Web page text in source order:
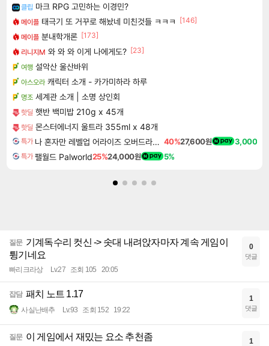
클립 마크 RPG 고민하는 이경민?
메이플 태극기 또 거꾸로 해놨네 미친것들 ㅋㅋㅋ [146]
메이플 분내학개론 [173]
리니지M 와 와 와 이게 나에게도? [23]
여행 설악산 울산바위
아스오라 캐릭터 소개 - 카가미하라 하루
명조 세계관 소개 | 소명 상인회
핫딜 햇반 백미밥 210g x 45개
핫딜 몬스터에너지 울트라 355ml x 48개
특가 나 혼자만 레벨업 어라이즈 오버드라이브 Solo Leveling Arise 40%27,600원 3,000
특가 팰월드 Palworld25%24,000원 5%
질문 기계독수리 컷신 -> 솟대 내려앉자마자 계속 게임이
튕기네요
빠리크라상 Lv.27 조회 105 20:05
0
댓글
잡담 패치 노트 1.17
사실난배추 Lv.93 조회 152 19:22
1
댓글
질문 이 게임에서 재밌는 요소 추천좀 1